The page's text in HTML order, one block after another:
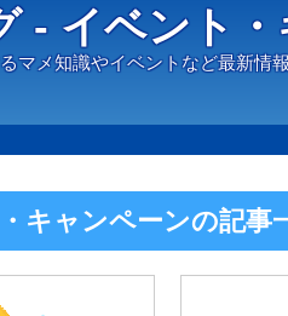
- イベント
マメ知識やイベントなど最新情
キャンペーンの記事